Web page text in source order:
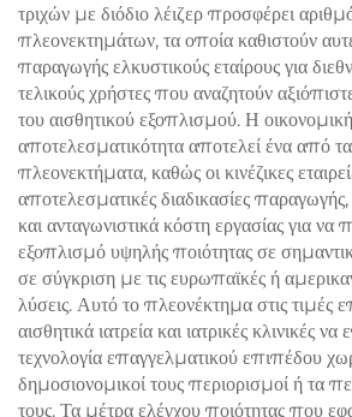
τριχών με διόδιο λέιζερ προσφέρει
πλεονεκτημάτων, τα οποία καθιστούν
παραγωγής ελκυστικούς εταίρους για
τελικούς χρήστες που αναζητούν
του αισθητικού εξοπλισμού. Η οικονομική
αποτελεσματικότητα αποτελεί ένα από
πλεονεκτήματα, καθώς οι κινέζικες
αποτελεσματικές διαδικασίες
και ανταγωνιστικά κόστη εργασίας για να
εξοπλισμό υψηλής ποιότητας σε
σε σύγκριση με τις ευρωπαϊκές ή
λύσεις. Αυτό το πλεονέκτημα στις τιμές
αισθητικά ιατρεία και ιατρικές κλινικές
τεχνολογία επαγγελματικού επιπέδου
δημοσιονομικοί τους περιορισμοί ή τα
τους. Τα μέτρα ελέγχου ποιότητας που